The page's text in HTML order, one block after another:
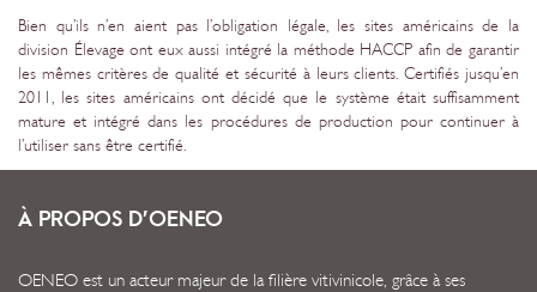
Bien qu’ils n’en aient pas l’obligation légale, les sites américains de la
division Élevage ont eux aussi intégré la méthode HACCP afin de garantir
les mêmes critères de qualité et sécurité à leurs clients. Certifiés jusqu’en
2011, les sites américains ont décidé que le système était suffisamment
mature et intégré dans les procédures de production pour continuer à
l’utiliser sans être certifié.
À PROPOS D’OENEO
OENEO est un acteur majeur de la filière vitivinicole, grâce à ses